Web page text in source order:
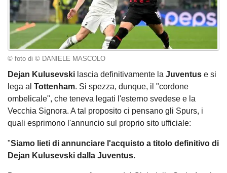
© foto di © DANIELE MASCOLO
Dejan Kulusevski lascia definitivamente la Juventus e si
lega al Tottenham. Si spezza, dunque, il "cordone
ombelicale", che teneva legati l'esterno svedese e la
Vecchia Signora. A tal proposito ci pensano gli Spurs, i
quali esprimono l'annuncio sul proprio sito ufficiale:
"Siamo lieti di annunciare l'acquisto a titolo definitivo di
Dejan Kulusevski dalla Juventus.